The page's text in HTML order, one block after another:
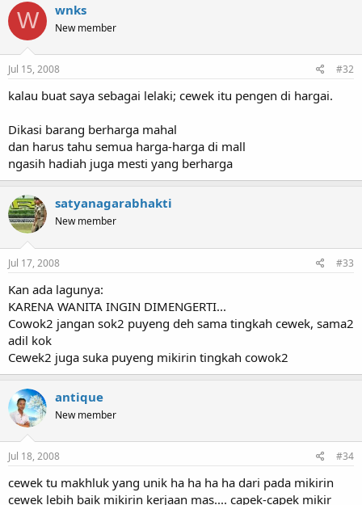
W wnks
New member
Jul 15, 2008 #32
kalau buat saya sebagai lelaki; cewek itu pengen di hargai.
Dikasi barang berharga mahal
dan harus tahu semua harga-harga di mall
ngasih hadiah juga mesti yang berharga
satyanagarabhakti
New member
Jul 17, 2008 #33
Kan ada lagunya:
KARENA WANITA INGIN DIMENGERTI...
Cowok2 jangan sok2 puyeng deh sama tingkah cewek, sama2
adil kok
Cewek2 juga suka puyeng mikirin tingkah cowok2
antique
New member
Jul 18, 2008 #34
cewek tu makhluk yang unik ha ha ha ha dari pada mikirin
cewek lebih baik mikirin kerjaan mas.... capek-capek mikir